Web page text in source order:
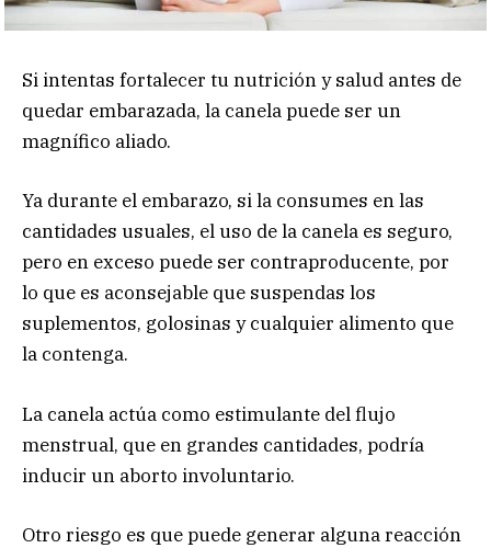
Si intentas fortalecer tu nutrición y salud antes de
quedar embarazada, la canela puede ser un
magnífico aliado.
Ya durante el embarazo, si la consumes en las
cantidades usuales, el uso de la canela es seguro,
pero en exceso puede ser contraproducente, por
lo que es aconsejable que suspendas los
suplementos, golosinas y cualquier alimento que
la contenga.
La canela actúa como estimulante del flujo
menstrual, que en grandes cantidades, podría
inducir un aborto involuntario.
Otro riesgo es que puede generar alguna reacción